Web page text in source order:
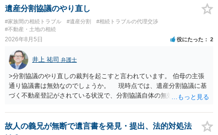
遺産分割協議のやり直し
#家族間の相続トラブル #遺産分割
#相続トラブルの代理交渉
#不動産・土地の相続
2026年8月5日 役にたった 2
井上 祐司 弁護士
>分割協議のやり直しの裁判を起こすと言われています。 伯母の主張
通り協議書は無効なのでしょうか。 現時点では、遺産分割協議に基
づく不動産登記がされている状況で、分割協議自体の無効を裁判所が
方の訴訟の主張及び立証次第ですが、 ・御祖母様の認知能力に関する
医師の意見書、筆跡鑑定 が提出されればその効力が否定される可能性
故人の義兄が無断で遺言書を発見・提出、法的対処法